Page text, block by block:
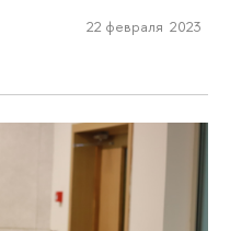
22 февраля 2023